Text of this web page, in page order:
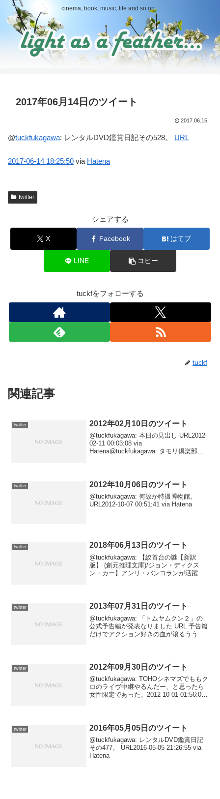
cinema, book, music, life and so on...
2017年06月14日のツイート
2017.06.15
@tuckfukagawa: レンタルDVD鑑賞日記その528。 URL
2017-06-14 18:25:50 via Hatena
twitter
シェアする
X Facebook はてブ
LINE コピー
tuckfをフォローする
tuckf
関連記事
twitter 2012年02月10日のツイート
@tuckfukagawa: 本日の見出し URL2012-
02-11 00:03:08 via
Hatena@tuckfukagawa: タモリ倶楽部を
twitter 2012年10月06日のツイート
@tuckfukagawa: 何故か特撮博物館。
URL2012-10-07 00:51:41 via Hatena
twitter 2018年06月13日のツイート
@tuckfukagawa: 【絞首台の謎【新訳
版】 (創元推理文庫)/ジョン・ディクス
ン・カー】アンリ・バンコランが活躍す
...
twitter 2013年07月31日のツイート
@tuckfukagawa: 「トムヤムクン２」の
公式予告編が発表なりました URL 予告篇
だけでアクション好きの血が滾るうう
twitter 2012年09月30日のツイート
@tuckfukagawa: TOHOシネマズでももク
ロのライヴ中継やるんだー、と思ったら
女性限定であった。2012-10-01 01:56:08
twitter 2016年05月05日のツイート
@tuckfukagawa: レンタルDVD鑑賞日記
その477。 URL2016-05-05 21:26:55 via
Hatena